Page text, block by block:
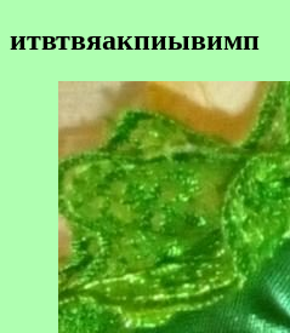
итвтвяакпиывимп